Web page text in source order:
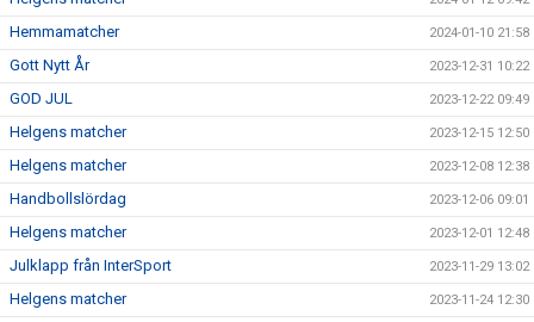
Hemmamatcher 2024-01-10 21:58
Gott Nytt År 2023-12-31 10:22
GOD JUL 2023-12-22 09:49
Helgens matcher 2023-12-15 12:50
Helgens matcher 2023-12-08 12:38
Handbollslördag 2023-12-06 09:01
Helgens matcher 2023-12-01 12:48
Julklapp från InterSport 2023-11-29 13:02
Helgens matcher 2023-11-24 12:30